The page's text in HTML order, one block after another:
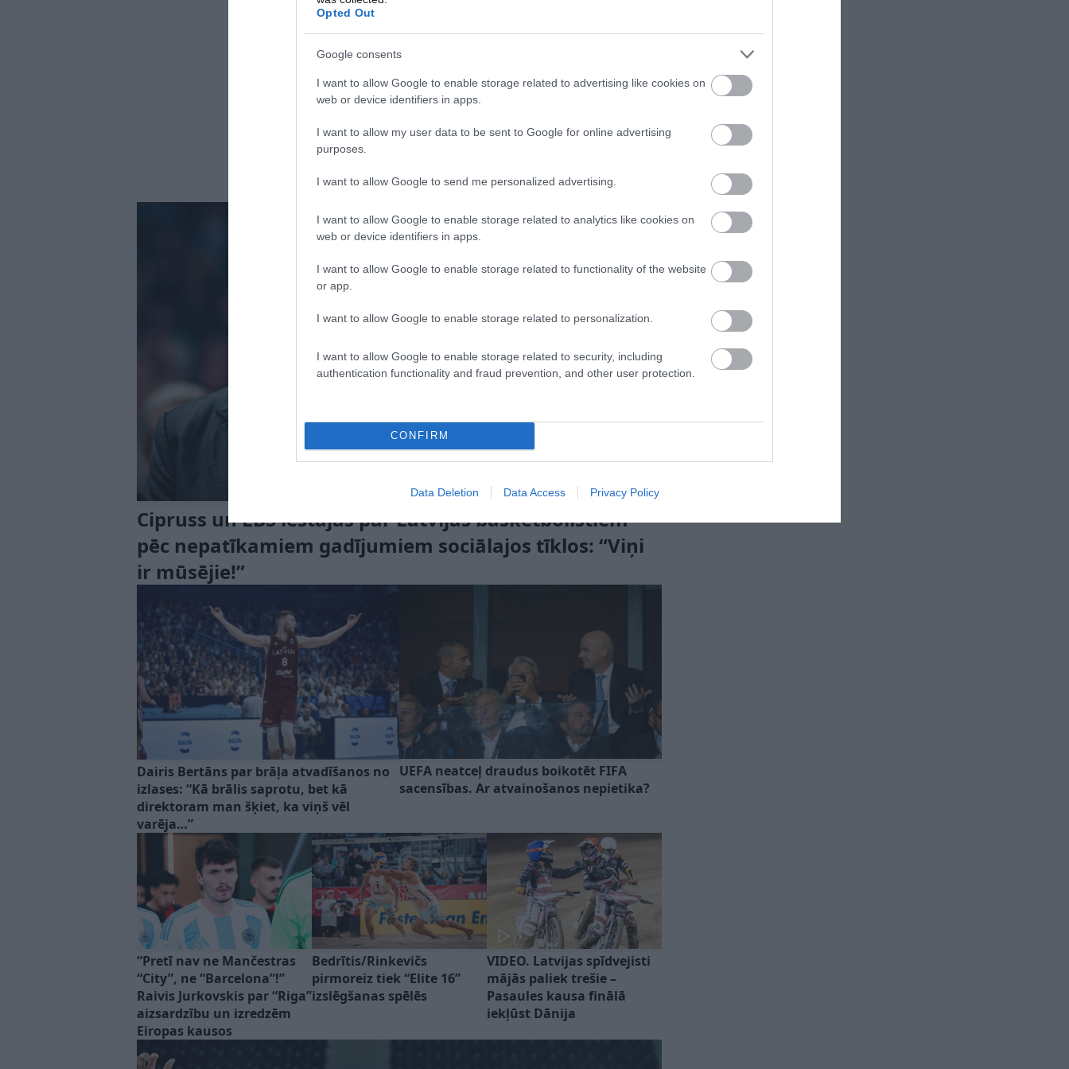
Opted Out
Google consents
I want to allow Google to enable storage related to advertising like cookies on
web or device identifiers in apps.
I want to allow my user data to be sent to Google for online advertising
purposes.
I want to allow Google to send me personalized advertising.
I want to allow Google to enable storage related to analytics like cookies on
web or device identifiers in apps.
I want to allow Google to enable storage related to functionality of the website
or app.
I want to allow Google to enable storage related to personalization.
I want to allow Google to enable storage related to security, including
authentication functionality and fraud prevention, and other user protection.
CONFIRM
Data Deletion Data Access Privacy Policy
Cipruss un LBS iestājas par Latvijas basketbolistiem
pēc nepatīkamiem gadījumiem sociālajos tīklos: “Viņi
ir mūsējie!”
Dairis Bertāns par brāļa atvadīšanos no
izlases: “Kā brālis saprotu, bet kā
direktoram man šķiet, ka viņš vēl
varēja…”
UEFA neatceļ draudus boikotēt FIFA
sacensības. Ar atvainošanos nepietika?
“Pretī nav ne Mančestras
“City”, ne “Barcelona”!”
Raivis Jurkovskis par “Riga”
aizsardzību un izredzēm
Eiropas kausos
Bedrītis/Rinkevičs
pirmoreiz tiek “Elite 16”
izslēgšanas spēlēs
VIDEO. Latvijas spīdvejisti
mājās paliek trešie –
Pasaules kausa finālā
iekļūst Dānija